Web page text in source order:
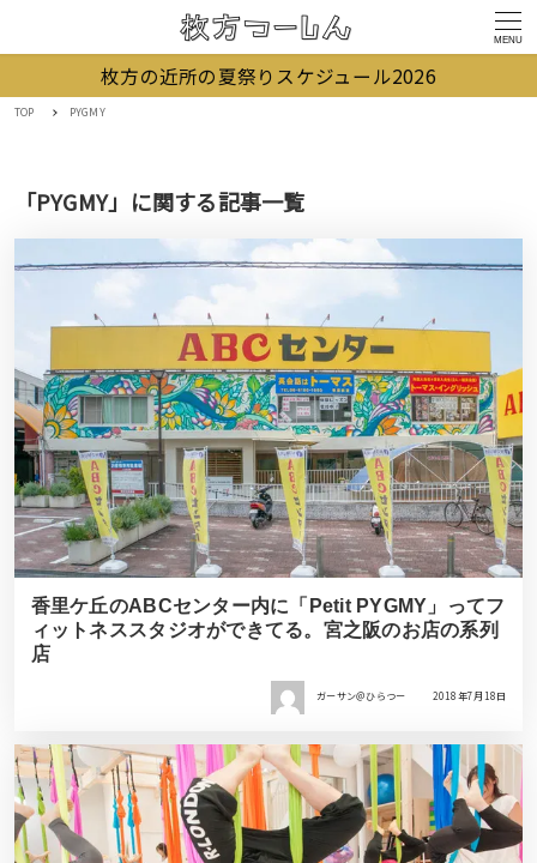
MENU
枚方の近所の夏祭りスケジュール2026
TOP PYGMY
「PYGMY」に関する記事一覧
香里ケ丘のABCセンター内に「Petit PYGMY」ってフ
ィットネススタジオができてる。宮之阪のお店の系列
店
ガーサン＠ひらつー 2018年7月18日